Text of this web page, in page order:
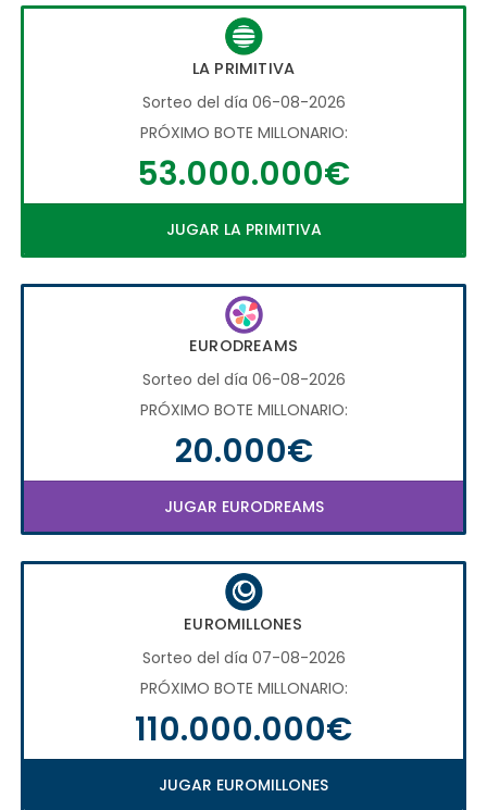
LA PRIMITIVA
Sorteo del día 06-08-2026
PRÓXIMO BOTE MILLONARIO:
53.000.000€
JUGAR LA PRIMITIVA
EURODREAMS
Sorteo del día 06-08-2026
PRÓXIMO BOTE MILLONARIO:
20.000€
JUGAR EURODREAMS
EUROMILLONES
Sorteo del día 07-08-2026
PRÓXIMO BOTE MILLONARIO:
110.000.000€
JUGAR EUROMILLONES